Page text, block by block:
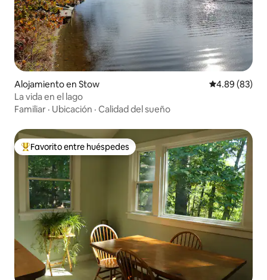
Alojamiento en Stow Calificación
4.89 (83)
La vida en el lago
Familiar · Ubicación · Calidad del sueño
Favorito entre huéspedes preferido
Favorito entre huéspedes